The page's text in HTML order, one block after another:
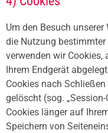
Um den Besuch
die Nutzung
verwenden wir Cookies,
Ihrem Endgerät
Cookies nach
gelöscht (sog.
Cookies länger auf
Speichern von